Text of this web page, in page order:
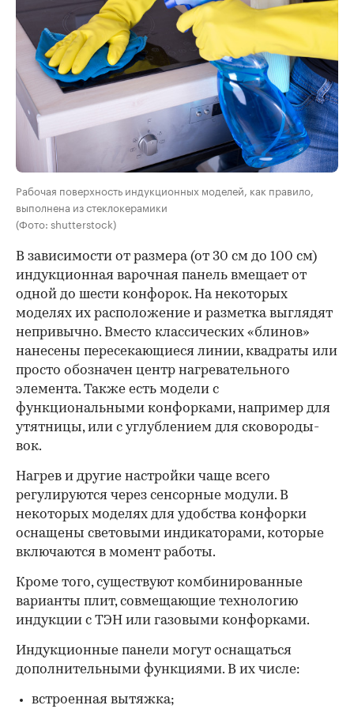
Рабочая поверхность индукционных моделей, как правило,
выполнена из стеклокерамики
(Фото: shutterstock)
В зависимости от размера (от 30 см до 100 см)
индукционная варочная панель вмещает от
одной до шести конфорок. На некоторых
моделях их расположение и разметка выглядят
непривычно. Вместо классических «блинов»
нанесены пересекающиеся линии, квадраты или
просто обозначен центр нагревательного
элемента. Также есть модели с
функциональными конфорками, например для
утятницы, или с углублением для сковороды-
вок.
Нагрев и другие настройки чаще всего
регулируются через сенсорные модули. В
некоторых моделях для удобства конфорки
оснащены световыми индикаторами, которые
включаются в момент работы.
Кроме того, существуют комбинированные
варианты плит, совмещающие технологию
индукции с ТЭН или газовыми конфорками.
Индукционные панели могут оснащаться
дополнительными функциями. В их числе:
встроенная вытяжка;